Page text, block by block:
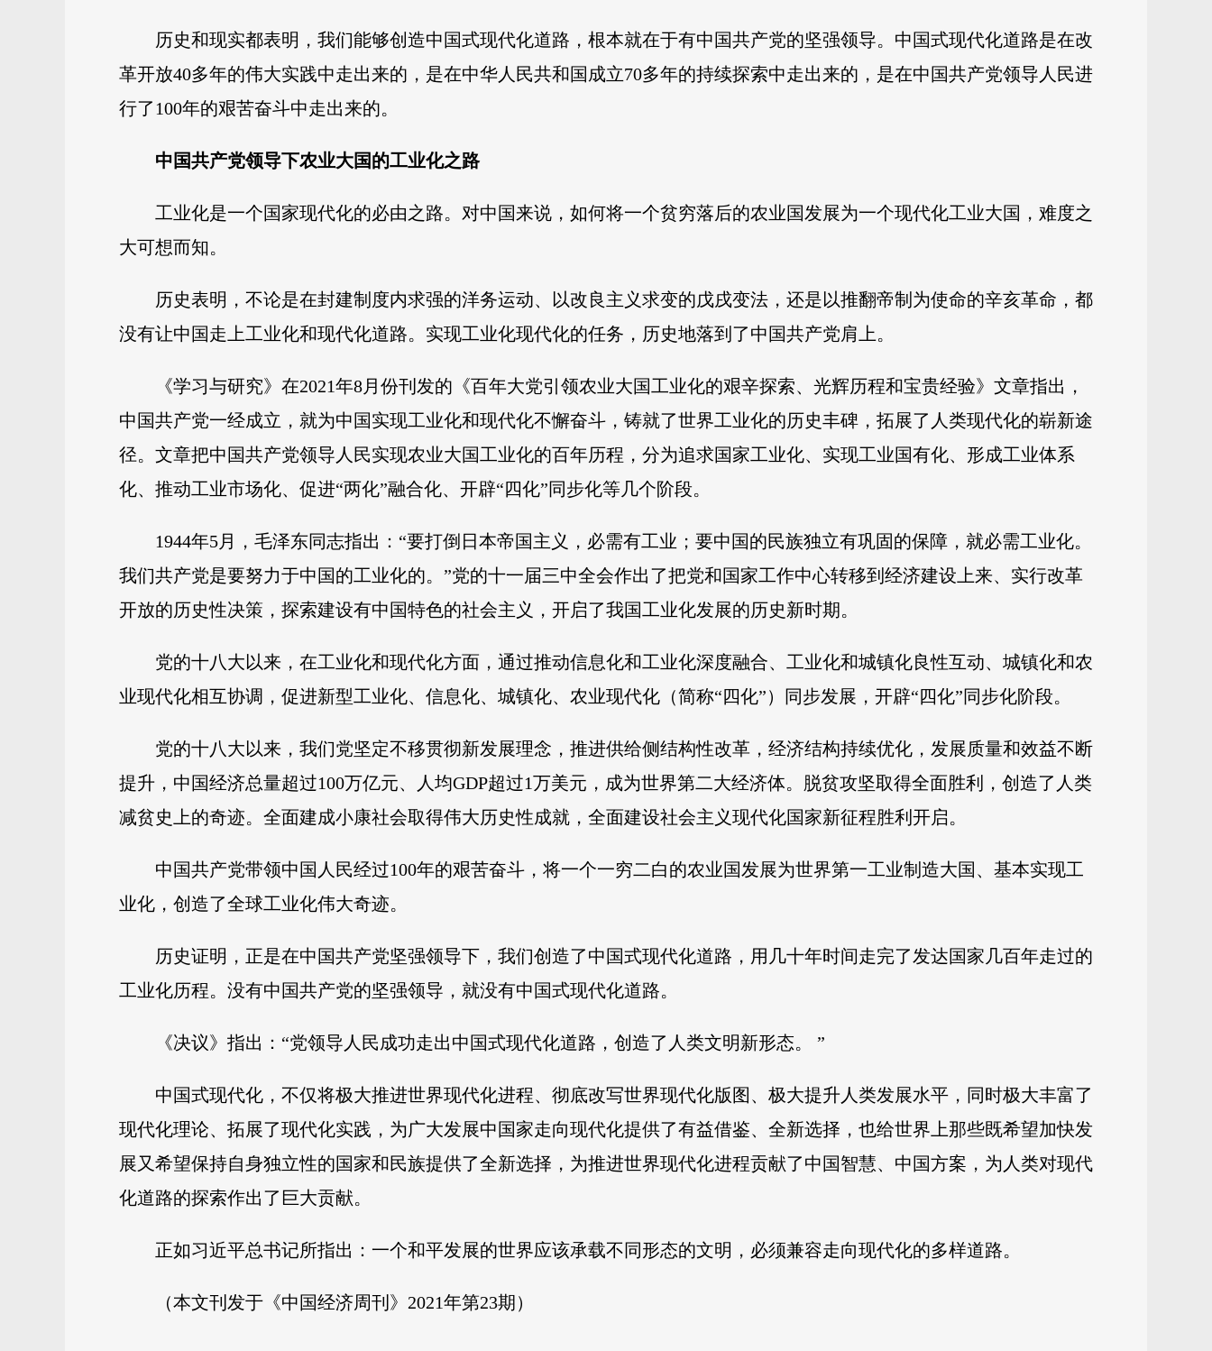
历史和现实都表明，我们能够创造中国式现代化道路，根本就在于有中国共产党的坚强领导。中国式现代化道路是在改
革开放40多年的伟大实践中走出来的，是在中华人民共和国成立70多年的持续探索中走出来的，是在中国共产党领导人民进
行了100年的艰苦奋斗中走出来的。
中国共产党领导下农业大国的工业化之路
工业化是一个国家现代化的必由之路。对中国来说，如何将一个贫穷落后的农业国发展为一个现代化工业大国，难度之
大可想而知。
历史表明，不论是在封建制度内求强的洋务运动、以改良主义求变的戊戌变法，还是以推翻帝制为使命的辛亥革命，都
没有让中国走上工业化和现代化道路。实现工业化现代化的任务，历史地落到了中国共产党肩上。
《学习与研究》在2021年8月份刊发的《百年大党引领农业大国工业化的艰辛探索、光辉历程和宝贵经验》文章指出，
中国共产党一经成立，就为中国实现工业化和现代化不懈奋斗，铸就了世界工业化的历史丰碑，拓展了人类现代化的崭新途
径。文章把中国共产党领导人民实现农业大国工业化的百年历程，分为追求国家工业化、实现工业国有化、形成工业体系
化、推动工业市场化、促进“两化”融合化、开辟“四化”同步化等几个阶段。
1944年5月，毛泽东同志指出：“要打倒日本帝国主义，必需有工业；要中国的民族独立有巩固的保障，就必需工业化。
我们共产党是要努力于中国的工业化的。”党的十一届三中全会作出了把党和国家工作中心转移到经济建设上来、实行改革
开放的历史性决策，探索建设有中国特色的社会主义，开启了我国工业化发展的历史新时期。
党的十八大以来，在工业化和现代化方面，通过推动信息化和工业化深度融合、工业化和城镇化良性互动、城镇化和农
业现代化相互协调，促进新型工业化、信息化、城镇化、农业现代化（简称“四化”）同步发展，开辟“四化”同步化阶段。
党的十八大以来，我们党坚定不移贯彻新发展理念，推进供给侧结构性改革，经济结构持续优化，发展质量和效益不断
提升，中国经济总量超过100万亿元、人均GDP超过1万美元，成为世界第二大经济体。脱贫攻坚取得全面胜利，创造了人类
减贫史上的奇迹。全面建成小康社会取得伟大历史性成就，全面建设社会主义现代化国家新征程胜利开启。
中国共产党带领中国人民经过100年的艰苦奋斗，将一个一穷二白的农业国发展为世界第一工业制造大国、基本实现工
业化，创造了全球工业化伟大奇迹。
历史证明，正是在中国共产党坚强领导下，我们创造了中国式现代化道路，用几十年时间走完了发达国家几百年走过的
工业化历程。没有中国共产党的坚强领导，就没有中国式现代化道路。
《决议》指出：“党领导人民成功走出中国式现代化道路，创造了人类文明新形态。 ”
中国式现代化，不仅将极大推进世界现代化进程、彻底改写世界现代化版图、极大提升人类发展水平，同时极大丰富了
现代化理论、拓展了现代化实践，为广大发展中国家走向现代化提供了有益借鉴、全新选择，也给世界上那些既希望加快发
展又希望保持自身独立性的国家和民族提供了全新选择，为推进世界现代化进程贡献了中国智慧、中国方案，为人类对现代
化道路的探索作出了巨大贡献。
正如习近平总书记所指出：一个和平发展的世界应该承载不同形态的文明，必须兼容走向现代化的多样道路。
（本文刊发于《中国经济周刊》2021年第23期）